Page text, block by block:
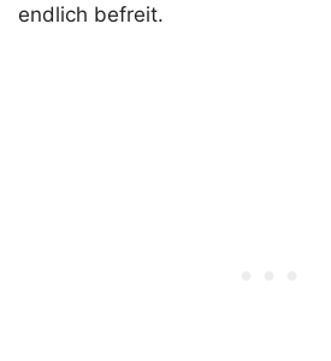
endlich befreit.